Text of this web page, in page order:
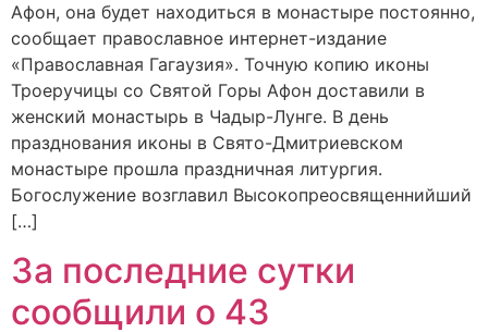
Афон, она будет находиться в монастыре постоянно,
сообщает православное интернет-издание
«Православная Гагаузия». Точную копию иконы
Троеручицы со Святой Горы Афон доставили в
женский монастырь в Чадыр-Лунге. В день
празднования иконы в Свято-Дмитриевском
монастыре прошла праздничная литургия.
Богослужение возглавил Высокопреосвященнийший
[…]
За последние сутки
сообщили о 43